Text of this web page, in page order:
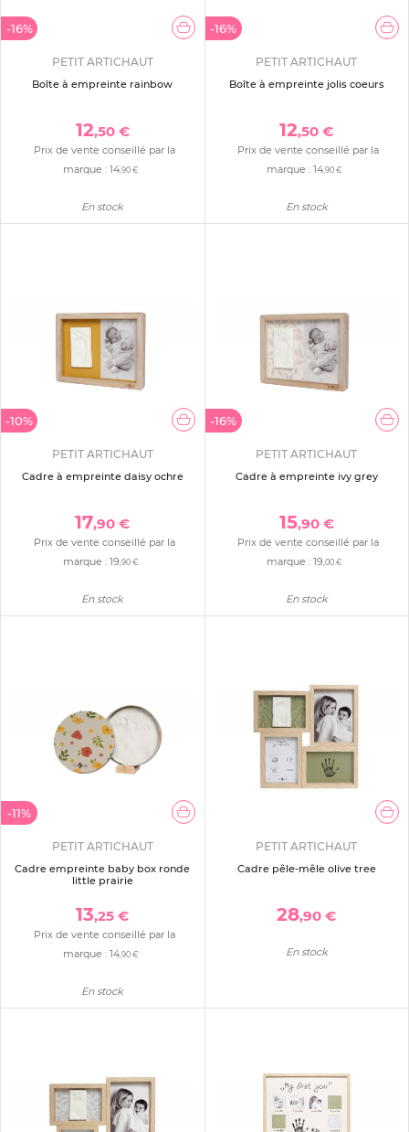
-16%
PETIT ARTICHAUT
Boîte à empreinte rainbow
12,50 €
Prix de vente conseillé par la
marque : 14,90 €
En stock
-16%
PETIT ARTICHAUT
Boîte à empreinte jolis coeurs
12,50 €
Prix de vente conseillé par la
marque :14,90 €
En stock
-10%
PETIT ARTICHAUT
Cadre à empreinte daisy ochre
17,90 €
Prix de vente conseillé par la
marque : 19,90 €
En stock
-16%
PETIT ARTICHAUT
Cadre à empreinte ivy grey
15,90 €
Prix de vente conseillé par la
marque :19,00 €
En stock
-11%
PETIT ARTICHAUT
Cadre empreinte baby box ronde
little prairie
13,25 €
Prix de vente conseillé par la
marque : 14,90 €
En stock
PETIT ARTICHAUT
Cadre pêle-mêle olive tree
28,90 €
En stock